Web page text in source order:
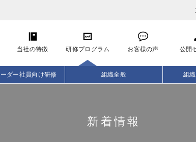
当社の特徴 研修プログラム お客様の声 公開
ダー社員向け研修 組織全般 組
新着情報